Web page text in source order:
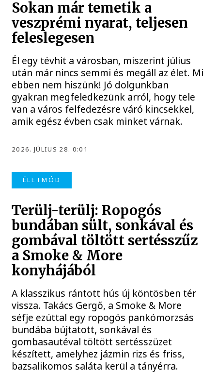
Sokan már temetik a
veszprémi nyarat, teljesen
feleslegesen
Él egy tévhit a városban, miszerint július
után már nincs semmi és megáll az élet. Mi
ebben nem hiszünk! Jó dolgunkban
gyakran megfeledkezünk arról, hogy tele
van a város felfedezésre váró kincsekkel,
amik egész évben csak minket várnak.
2026. JÚLIUS 28. 0:01
ÉLETMÓD
Terülj-terülj: Ropogós
bundában sült, sonkával és
gombával töltött sertésszűz
a Smoke & More
konyhájából
A klasszikus rántott hús új köntösben tér
vissza. Takács Gergő, a Smoke & More
séfje ezúttal egy ropogós pankómorzsás
bundába bújtatott, sonkával és
gombasautéval töltött sertésszüzet
készített, amelyhez jázmin rizs és friss,
bazsalikomos saláta kerül a tányérra.